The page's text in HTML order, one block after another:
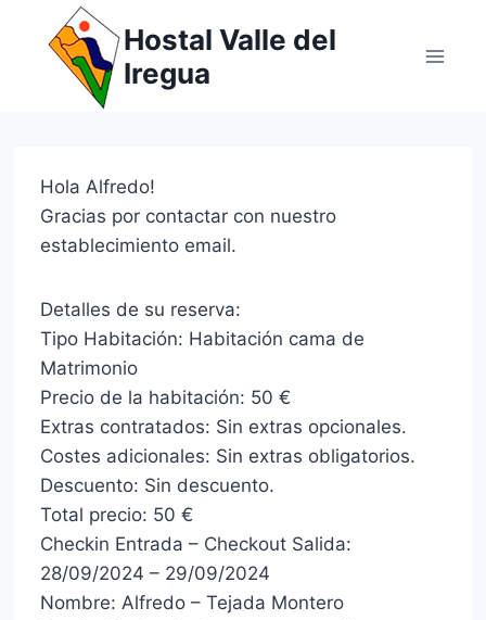
contenido
Hostal Valle del
Iregua
Hola Alfredo!
Gracias por contactar con nuestro
establecimiento email.
Detalles de su reserva:
Tipo Habitación: Habitación cama de
Matrimonio
Precio de la habitación: 50 €
Extras contratados: Sin extras opcionales.
Costes adicionales: Sin extras obligatorios.
Descuento: Sin descuento.
Total precio: 50 €
Checkin Entrada – Checkout Salida:
28/09/2024 – 29/09/2024
Nombre: Alfredo – Tejada Montero